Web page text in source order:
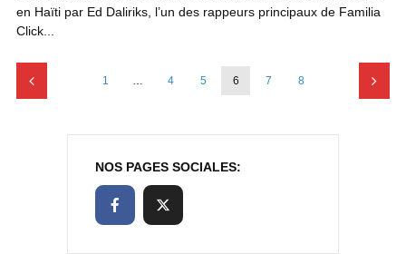
en Haïti par Ed Daliriks, l’un des rappeurs principaux de Familia
Click...
1 … 4 5 6 7 8
NOS PAGES SOCIALES: